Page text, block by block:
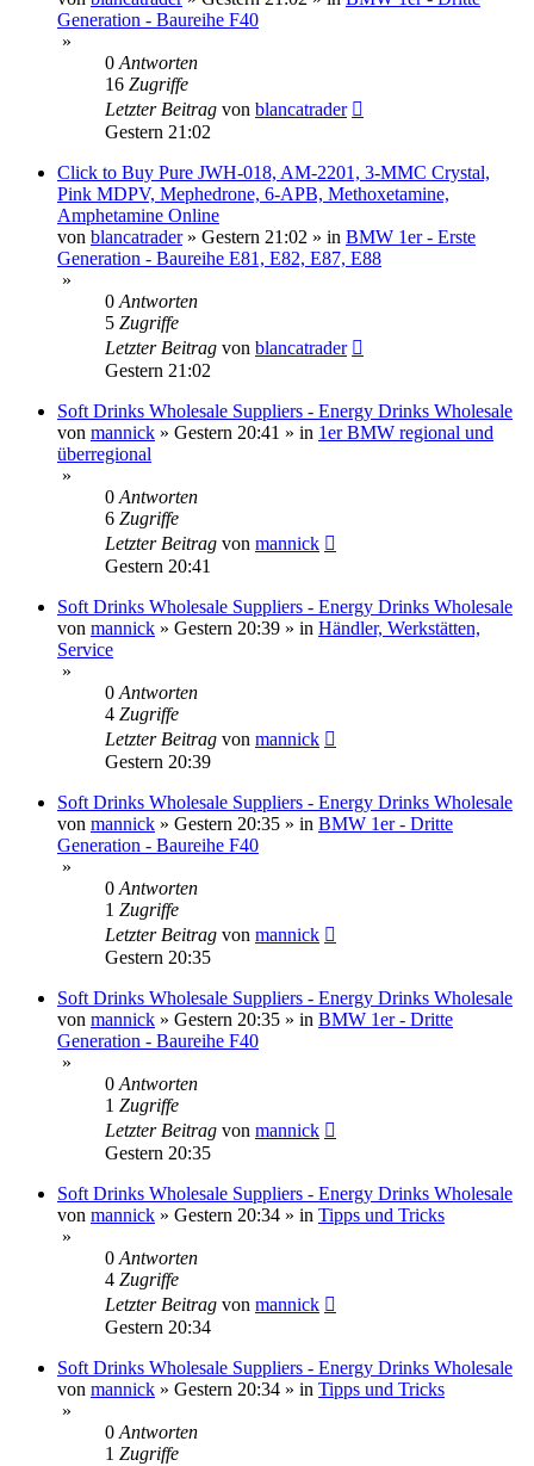
Generation - Baureihe F40
»
0 Antworten
16 Zugriffe
Letzter Beitrag von blancatrader
Gestern 21:02
Click to Buy Pure JWH-018, AM-2201, 3-MMC Crystal,
Pink MDPV, Mephedrone, 6-APB, Methoxetamine,
Amphetamine Online
von blancatrader» Gestern 21:02 » in BMW 1er - Erste
Generation - Baureihe E81, E82, E87, E88
»
0 Antworten
5 Zugriffe
Letzter Beitrag von blancatrader
Gestern 21:02
Soft Drinks Wholesale Suppliers - Energy Drinks Wholesale
von mannick » Gestern 20:41 » in 1er BMW regional und
überregional
»
0 Antworten
6 Zugriffe
Letzter Beitrag von mannick
Gestern 20:41
Soft Drinks Wholesale Suppliers - Energy Drinks Wholesale
von mannick » Gestern 20:39 » in Händler, Werkstätten,
Service
»
0 Antworten
4 Zugriffe
Letzter Beitrag von mannick
Gestern 20:39
Soft Drinks Wholesale Suppliers - Energy Drinks Wholesale
von mannick » Gestern 20:35 » in BMW 1er - Dritte
Generation - Baureihe F40
»
0 Antworten
1 Zugriffe
Letzter Beitrag von mannick
Gestern 20:35
Soft Drinks Wholesale Suppliers - Energy Drinks Wholesale
von mannick » Gestern 20:35 » in BMW 1er - Dritte
Generation - Baureihe F40
»
0 Antworten
1 Zugriffe
Letzter Beitrag von mannick
Gestern 20:35
Soft Drinks Wholesale Suppliers - Energy Drinks Wholesale
von mannick » Gestern 20:34 » in Tipps und Tricks
»
0 Antworten
4 Zugriffe
Letzter Beitrag von mannick
Gestern 20:34
Soft Drinks Wholesale Suppliers - Energy Drinks Wholesale
von mannick » Gestern 20:34 » in Tipps und Tricks
»
0 Antworten
1 Zugriffe